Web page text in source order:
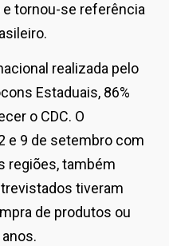
tornou-se referência
realizada pelo
Estaduais, 86%
o CDC. O
e 9 de setembro com
regiões, também
tiveram
de produtos ou